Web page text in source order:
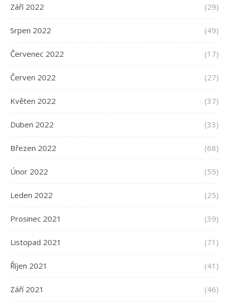
Září 2022 (29)
Srpen 2022 (49)
Červenec 2022 (17)
Červen 2022 (27)
Květen 2022 (37)
Duben 2022 (33)
Březen 2022 (68)
Únor 2022 (55)
Leden 2022 (25)
Prosinec 2021 (39)
Listopad 2021 (71)
Říjen 2021 (41)
Září 2021 (46)